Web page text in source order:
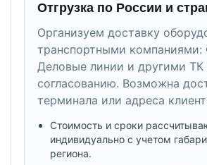
Отгрузка по России и
Организуем доставку
транспортными
Деловые линии и другими ТК
согласованию. Возможна
терминала или адреса
Стоимость и сроки
индивидуально с учетом
региона.